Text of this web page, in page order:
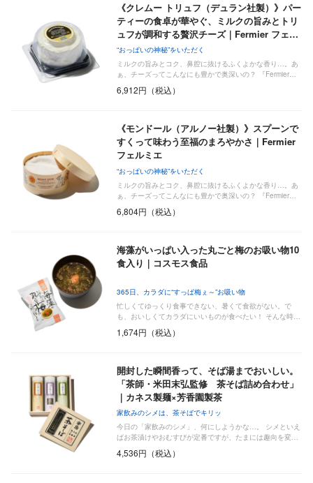
《クレムー トリュフ（デュラン社製）》パー
ティーの食卓が華やぐ、ミルクの旨みとトリ
ュフが調和する贅沢チーズ｜Fermier フェ…
“おっぱいの神秘”をいただく
ミルクの旨みとコク、鼻腔に抜けるふくよかな香り…。あ
ぁ、チーズってこんなにも豊かで奥深いの？ 『Fermier…
6,912円（税込）
《モンドール（アルノー社製）》スプーンで
すくって味わう至福のまろやかさ｜Fermier
フェルミエ
“おっぱいの神秘”をいただく
ミルクの旨みとコク、鼻腔に抜けるふくよかな香り…。あ
ぁ、チーズってこんなにも豊かで奥深いの？ 『Fermier…
6,804円（税込）
海藻がいっぱい入った丸ごと梅のお吸い物10
食入り｜コスモス食品
365日、カラダに“すっぱ梅ぇ～”お吸い物
忙しくてゆっくり食事できない、暑くて食欲がない。で
も、おいしくてカラダにいいものが食べたい！ そんな時…
1,674円（税込）
開封した瞬間香って、そば湯までおいしい。
「茶師・米田末弘監修 茶そば詰め合わせ」
｜カネス製麺×芳香園製茶
家飲みのシメは、茶そばでキリッ
今日の「家飲みのシメ」、何にしようかな…。 シメといえ
ばお茶漬けやおむすびが定番ですが、たまには趣向を変…
4,536円（税込）